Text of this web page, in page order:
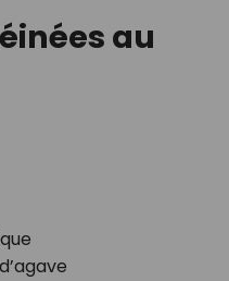
au